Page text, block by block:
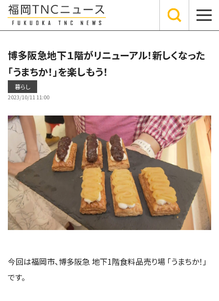
博多阪急地下１階がリニューアル！新しくなった
「うまちか！」を楽しもう！
暮らし
2023/10/11 11:00
今回は福岡市、博多阪急 地下1階食料品売り場 「うまちか！」
です。